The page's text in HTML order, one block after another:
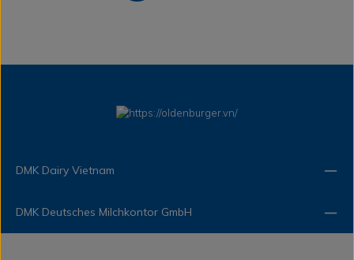
DMK Dairy Vietnam
DMK Deutsches Milchkontor GmbH